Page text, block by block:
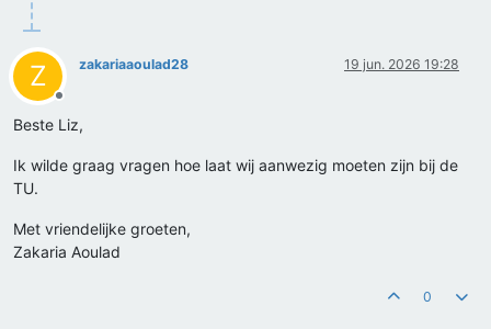
Z
Offline
zakariaaoulad28 19 jun. 2026 19:28
Beste Liz,
Ik wilde graag vragen hoe laat wij aanwezig moeten zijn bij de
TU.
Met vriendelijke groeten,
Zakaria Aoulad
0